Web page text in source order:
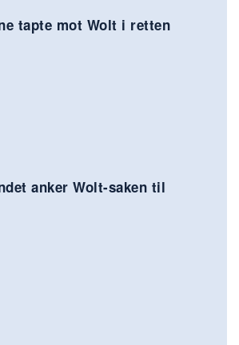
tapte mot Wolt i retten
anker Wolt-saken til